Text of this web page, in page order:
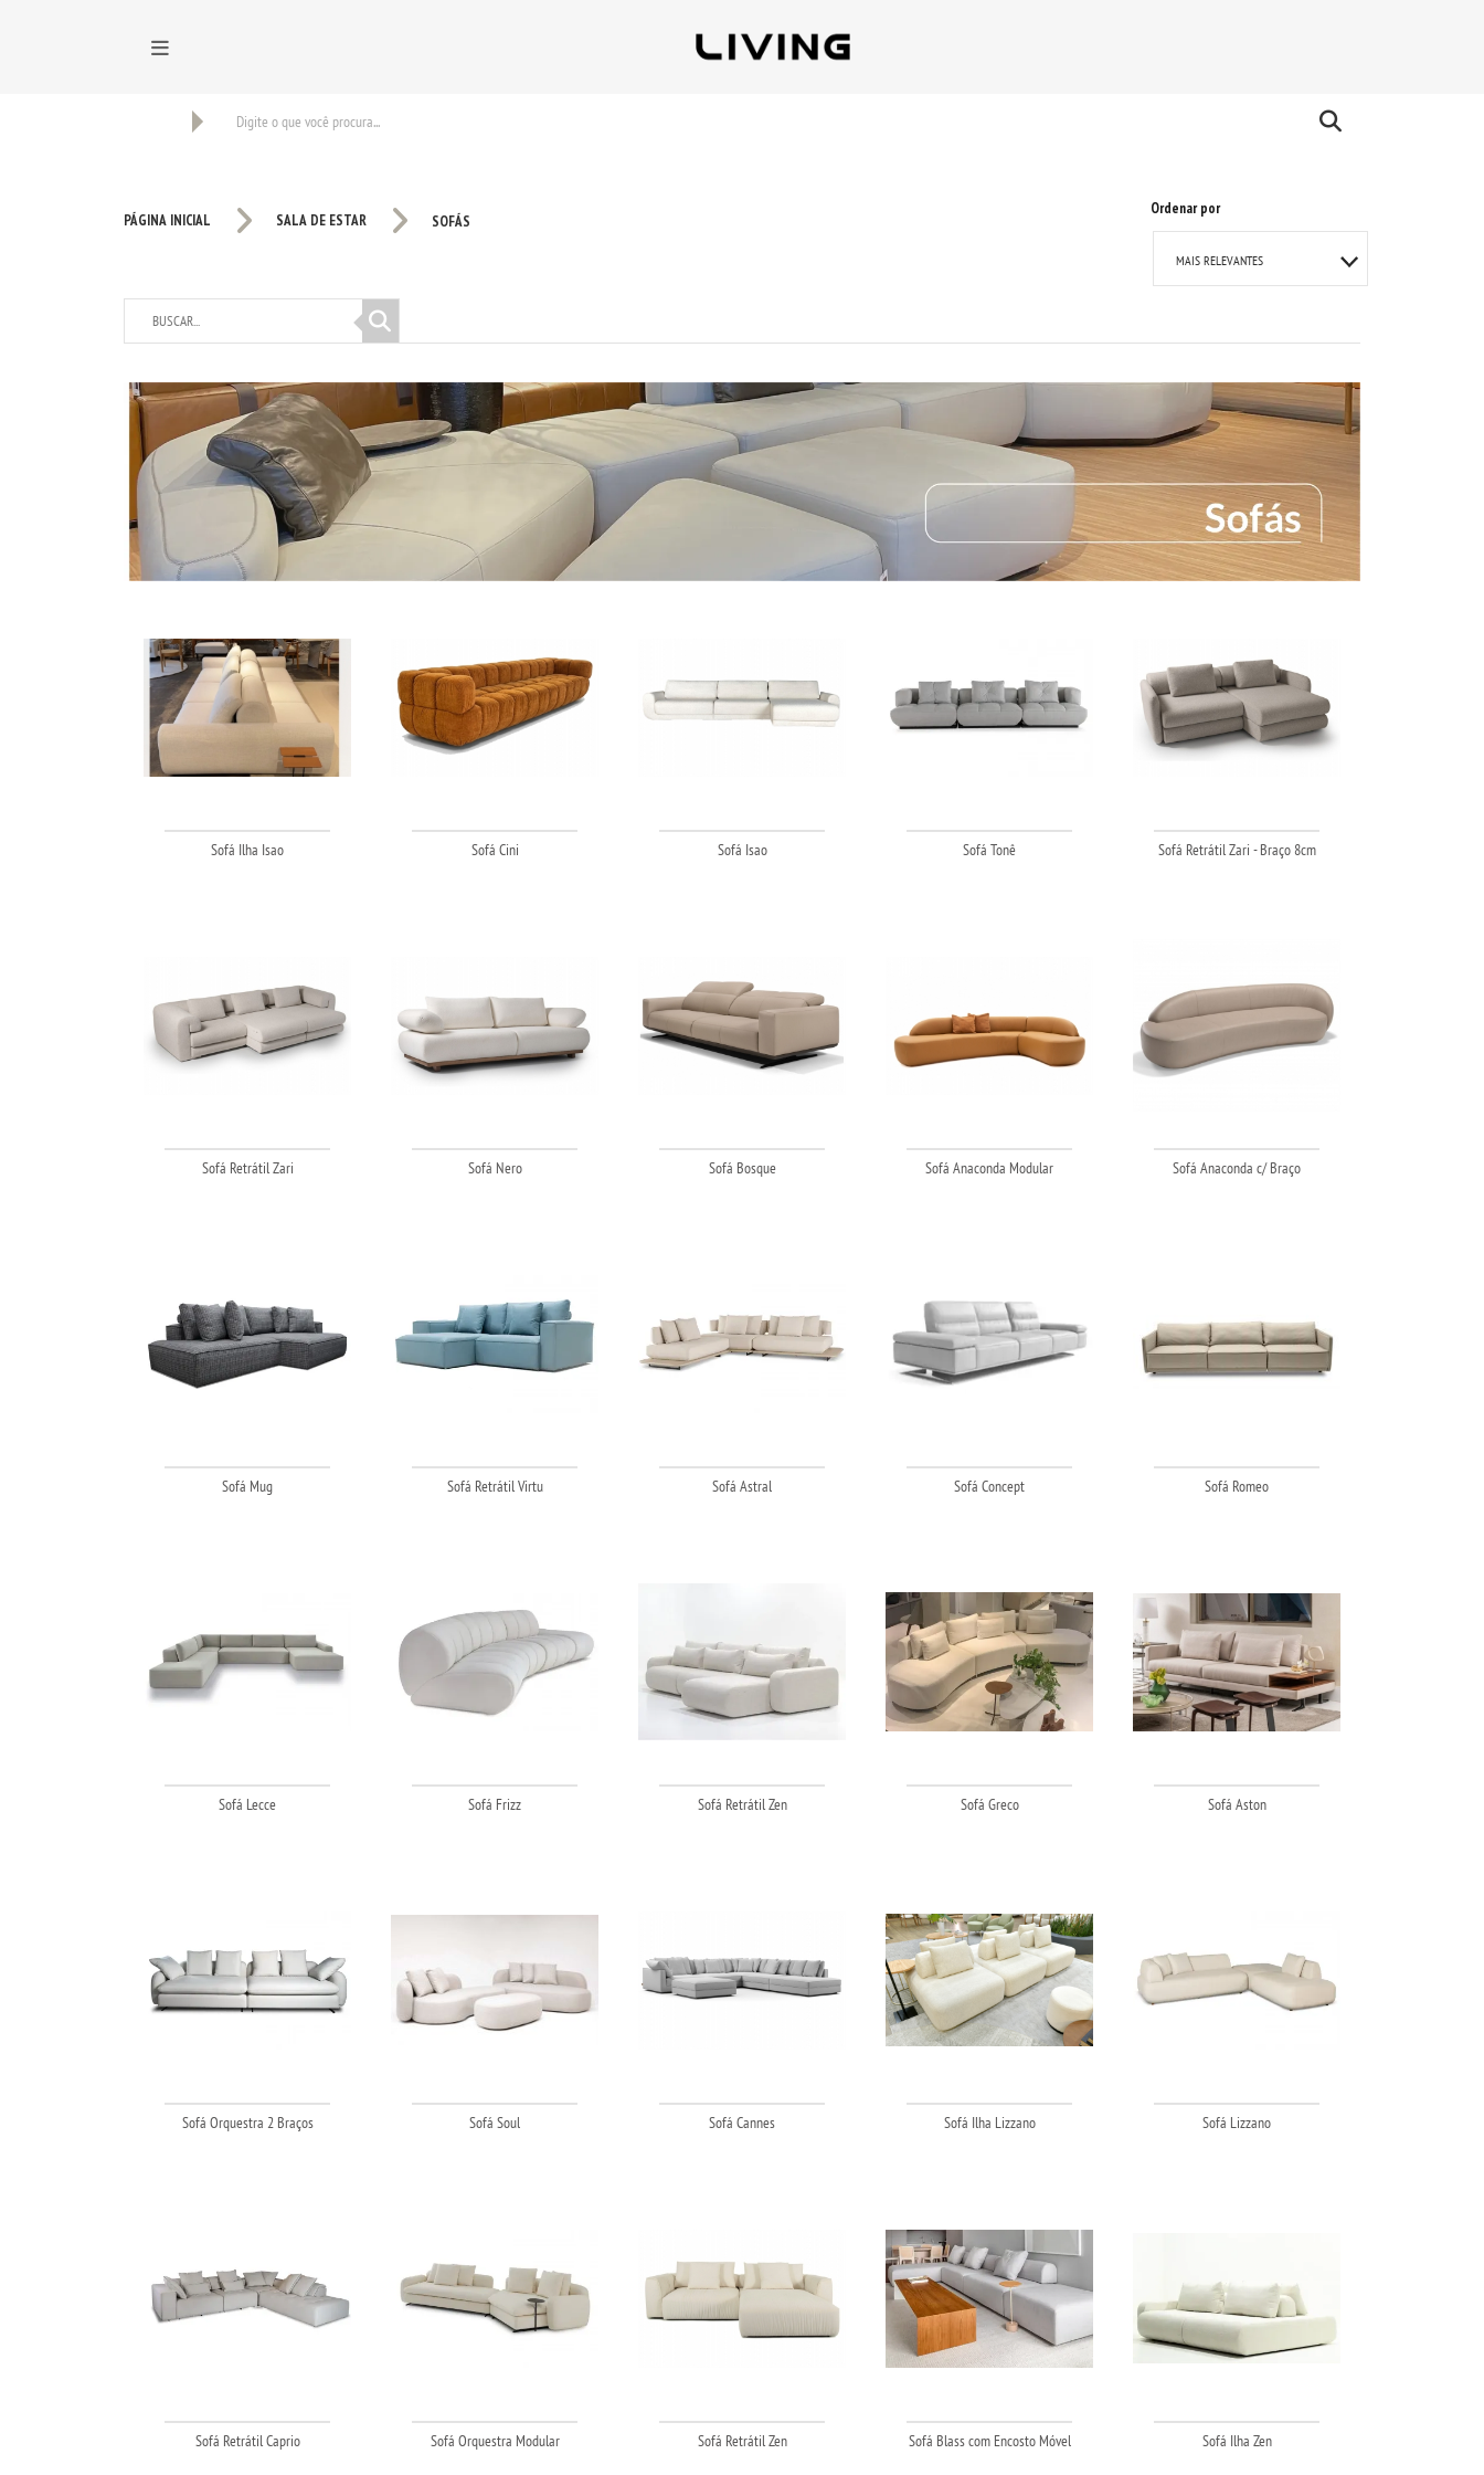
PÁGINA INICIAL SALA DE ESTAR SOFÁS
Ordenar por
MAIS RELEVANTES
Sofá Ilha Isao Sofá Cini Sofá Isao Sofá Tonê Sofá Retrátil Zari - Braço 8cm
Sofá Retrátil Zari Sofá Nero Sofá Bosque Sofá Anaconda Modular Sofá Anaconda c/ Braço
Sofá Mug Sofá Retrátil Virtu Sofá Astral Sofá Concept Sofá Romeo
Sofá Lecce Sofá Frizz Sofá Retrátil Zen Sofá Greco Sofá Aston
Sofá Orquestra 2 Braços Sofá Soul Sofá Cannes Sofá Ilha Lizzano Sofá Lizzano
Sofá Retrátil Caprio Sofá Orquestra Modular Sofá Retrátil Zen Sofá Blass com Encosto Móvel Sofá Ilha Zen